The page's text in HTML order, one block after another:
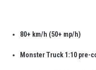
80+ km/h (50+ mp/h)
Monster Truck 1:10 pre-